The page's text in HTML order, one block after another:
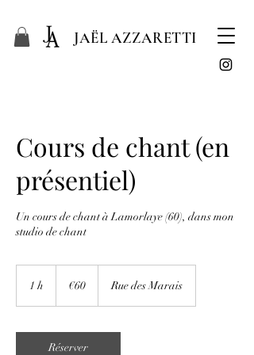
JAËL AZZARETTI
Cours de chant (en
présentiel)
Un cours de chant à Lamorlaye (60), dans mon
studio de chant
1 h €60 Rue des Marais
Réserver